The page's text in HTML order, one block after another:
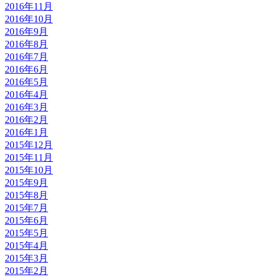
2016年11月
2016年10月
2016年9月
2016年8月
2016年7月
2016年6月
2016年5月
2016年4月
2016年3月
2016年2月
2016年1月
2015年12月
2015年11月
2015年10月
2015年9月
2015年8月
2015年7月
2015年6月
2015年5月
2015年4月
2015年3月
2015年2月